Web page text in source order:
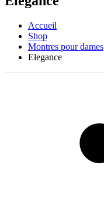
Accueil
Shop
Montres pour dames
Elegance